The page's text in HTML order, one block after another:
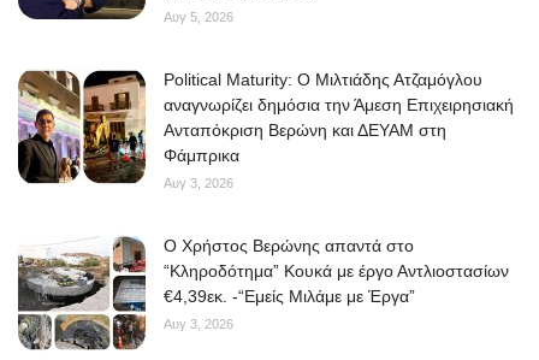
Αυγ 5, 2026
Political Maturity: Ο Μιλτιάδης Ατζαμόγλου
αναγνωρίζει δημόσια την Άμεση Επιχειρησιακή
Ανταπόκριση Βερώνη και ΔΕΥΑΜ στη
Φάμπρικα
Αυγ 3, 2026
O Χρήστος Βερώνης απαντά στο
“Κληροδότημα” Κουκά με έργο Αντλιοστασίων
€4,39εκ. -“Εμείς Μιλάμε με Έργα”
Αυγ 3, 2026